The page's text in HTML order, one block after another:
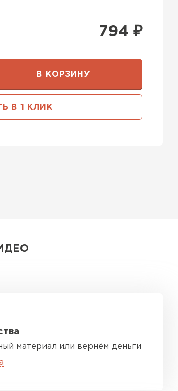
794 ₽
В КОРЗИНУ
КУПИТЬ В 1 КЛИК
материал или вернём деньги